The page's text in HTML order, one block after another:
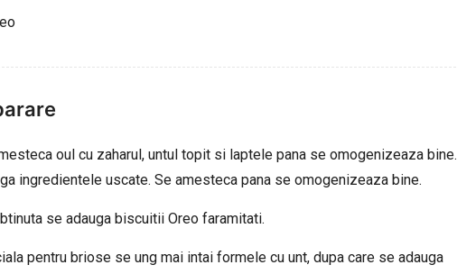
oul cu zaharul, untul topit si laptele pana se omogenizeaza bine.
ingredientele uscate. Se amesteca pana se omogenizeaza bine.
se adauga biscuitii Oreo faramitati.
pentru briose se ung mai intai formele cu unt, dupa care se adauga